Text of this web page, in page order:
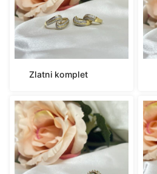
Zlatni komplet